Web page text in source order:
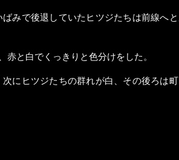
みで後退していたヒツジたちは前線へ
と白でくっきりと色分けをした。
にヒツジたちの群れが白、その後ろは